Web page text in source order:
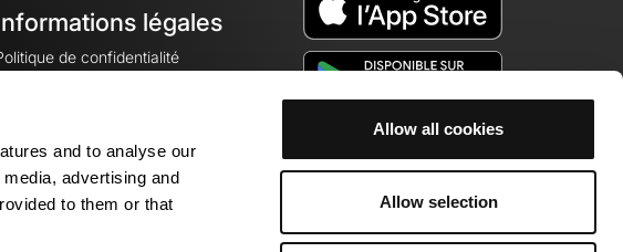
and to analyse our
advertising and
to them or that
Allow all cookies
Allow selection
légales
de confidentialité
Mentions légales
des cookies